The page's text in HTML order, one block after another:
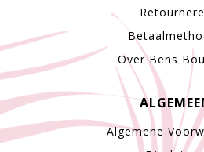
Over Bens
Algemene